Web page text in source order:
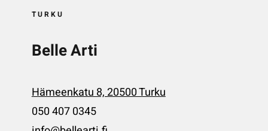
TURKU
Belle Arti
Hämeenkatu 8, 20500 Turku
050 407 0345